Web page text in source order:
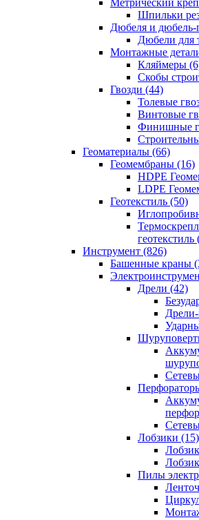
Метрический
Шпильки
Дюбеля и дюбель-
Дюбели для
Монтажные
Кляймеры
Скобы
Гвозди (44)
Толевые
Винтовые
Финишные
Геоматериалы (66)
Геомембраны (16)
HDPE
LDPE
Геотекстиль (50)
геотекстиль
Инструмент (826)
Башенные краны
Дрели (42)
Лобзики (15)
Пилы